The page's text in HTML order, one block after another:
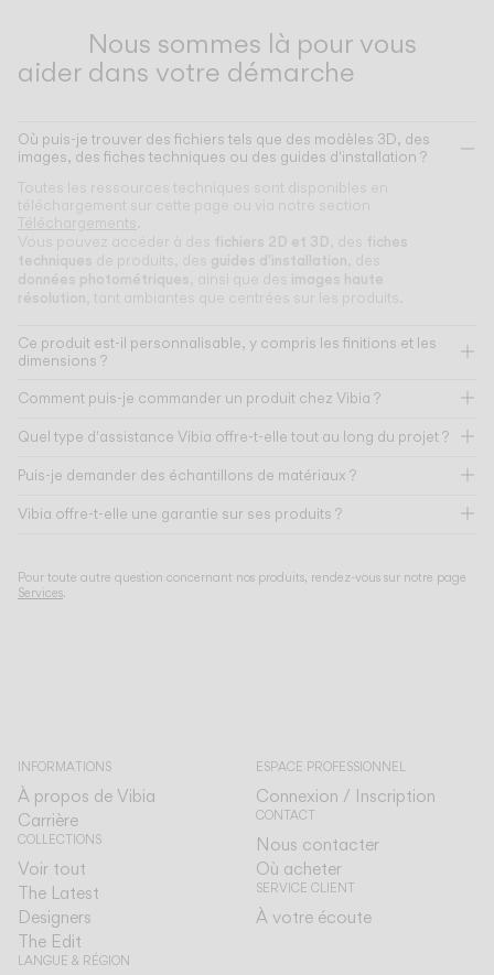
Nous sommes là pour vous
aider dans votre démarche
Où puis-je trouver des fichiers tels que des modèles 3D, des
images, des fiches techniques ou des guides d'installation ?
Toutes les ressources techniques sont disponibles en
téléchargement sur cette page ou via notre section
Téléchargements
Vous pouvez accéder à des fichiers 2D et 3D , des fiches
techniques de produits, des guides d'installation , des
données photométriques , ainsi que des images haute
résolution , tant ambiantes que centrées sur les produits.
Ce produit est-il personnalisable, y compris les finitions et les
dimensions ?
Comment puis-je commander un produit chez Vibia ?
Quel type d'assistance Vibia offre-t-elle tout au long du projet ?
Puis-je demander des échantillons de matériaux ?
Vibia offre-t-elle une garantie sur ses produits ?
Pour toute autre question concernant nos produits, rendez-vous sur notre page
Services.
INFORMATIONS
À propos de Vibia
Carrière
COLLECTIONS
Voir tout
The Latest
Designers
The Edit
LANGUE & RÉGION
ESPACE PROFESSIONNEL
Connexion / Inscription
CONTACT
Nous contacter
Où acheter
SERVICE CLIENT
À votre écoute